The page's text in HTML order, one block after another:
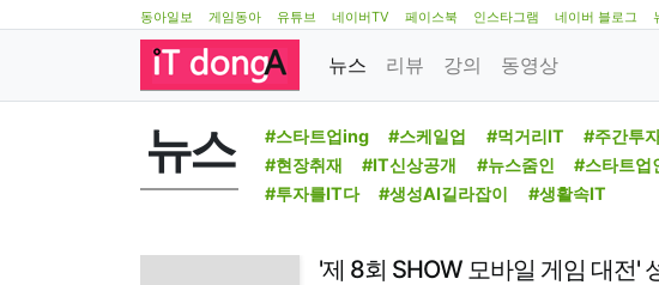
동아일보 게임동아 유튜브 네이버TV 페이스북 인스타그램 네이버 블로그
뉴스 리뷰 강의 동영상
뉴스 #스타트업ing #스케일업 #먹거리IT #주간투
#현장취재
#IT신상공개 #뉴스줌인 #스타트업
#투자를IT다
#생성AI길라잡이 #생활속IT
'제 8회 SHOW 모바일 게임 대전'